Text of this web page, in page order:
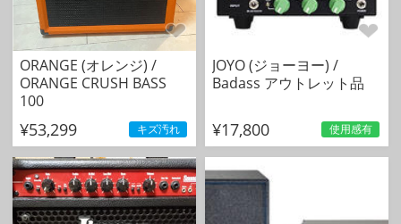
ORANGE (オレンジ) /
ORANGE CRUSH BASS
100
¥53,299 キズ汚れ
JOYO (ジョーヨー) /
Badass アウトレット品
¥17,800 使用感有